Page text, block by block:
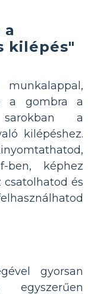
kilépés"
a gombra a
a
kilépéshez.
ben, képhez
és
gyorsan